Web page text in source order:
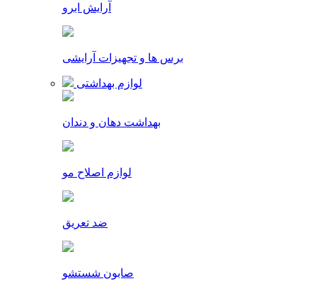
آرایش ابرو
برس ها و تجهیزات آرایشی
لوازم بهداشتی
بهداشت دهان و دندان
لوازم اصلاح مو
ضد تعریق
صابون شستشو